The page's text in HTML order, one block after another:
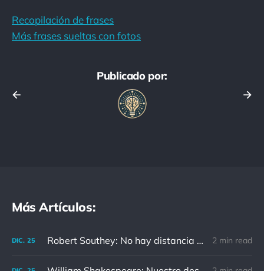
Recopilación de frases
Más frases sueltas con fotos
Publicado por:
Más Artículos:
DIC. 25 Robert Southey: No hay distancia o tiempo que pueda disminuir la amistad de aquellos que están completamente convencidos del valor del otro 2 min read